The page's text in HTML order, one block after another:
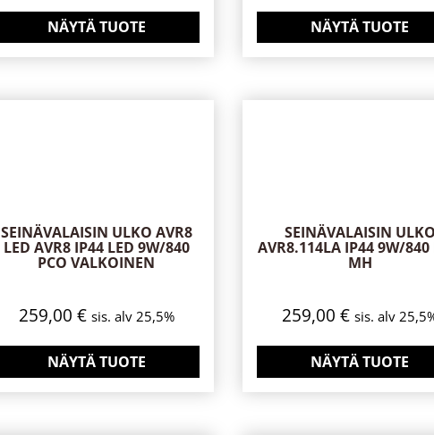
NÄYTÄ TUOTE NÄYTÄ TUOTE
SEINÄVALAISIN ULKO AVR8
LED AVR8 IP44 LED 9W/840
PCO VALKOINEN
259,00 € sis. alv 25,5%
NÄYTÄ TUOTE
SEINÄVALAISIN ULKO
AVR8.114LA IP44 9W/840
MH
259,00€ sis. alv
NÄYTÄ TUOTE